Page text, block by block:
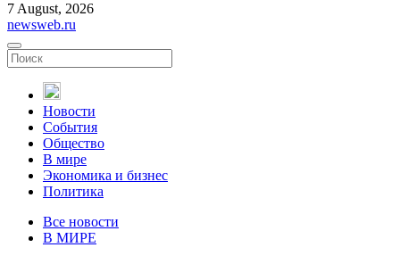
7 August, 2026
newsweb.ru
Новости
События
Общество
В мире
Экономика и бизнес
Политика
Все новости
В МИРЕ